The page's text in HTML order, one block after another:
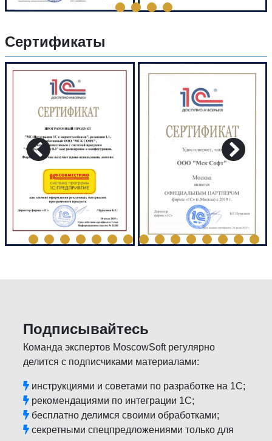
Сертификаты
Подписывайтесь
Команда экспертов MoscowSoft регулярно
делится с подписчиками материалами:
инструкциями и советами по разработке на 1С;
рекомендациями по интеграции 1С;
бесплатно делимся своими обработками;
секретными спецпредложениями только для